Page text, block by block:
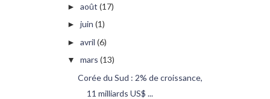
► août (17)
► juin (1)
► avril (6)
▼ mars (13)
Corée du Sud : 2% de croissance,
11 milliards US$ ...